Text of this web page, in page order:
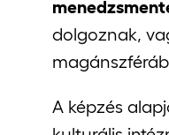
dolgoznak,
A képzés